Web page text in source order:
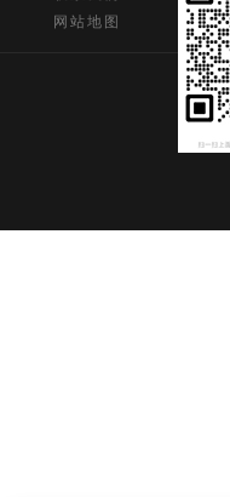
网站地图